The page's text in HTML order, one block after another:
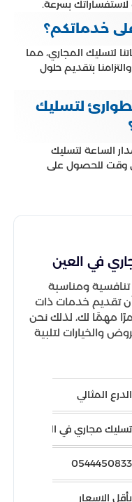
بسرعة.
خدماتكم؟
لتسليك المجاري، مما
بتقديم حلول
لتسليك
الساعة لتسليك
وقت للحصول على
في العين
ومناسبة
أن تقديم خدمات ذات
مهمًا لك، لذلك نحن
والخيارات لتلبية
الدرع المثالي
تسليك مجاري في العين
0544450833
بأقل الاسعار